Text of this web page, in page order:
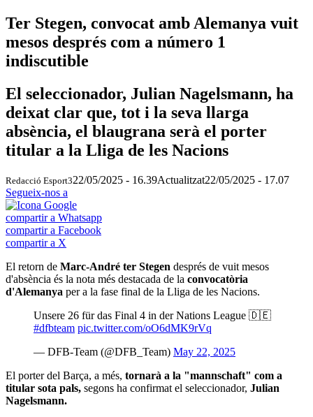
Ter Stegen, convocat amb Alemanya vuit
mesos després com a número 1
indiscutible
El seleccionador, Julian Nagelsmann, ha
deixat clar que, tot i la seva llarga
absència, el blaugrana serà el porter
titular a la Lliga de les Nacions
Redacció Esport322/05/2025 - 16.39Actualitzat22/05/2025 - 17.07
Segueix-nos a
compartir a Whatsapp
compartir a Facebook
compartir a X
El retorn de Marc-André ter Stegen després de vuit mesos
d'absència és la nota més destacada de la convocatòria
d'Alemanya per a la fase final de la Lliga de les Nacions.
Unsere 26 für das Final 4 in der Nations League 🇩🇪
#dfbteam pic.twitter.com/oO6dMK9rVq
— DFB-Team (@DFB_Team) May 22, 2025
El porter del Barça, a més, tornarà a la "mannschaft" com a
titular sota pals, segons ha confirmat el seleccionador, Julian
Nagelsmann.